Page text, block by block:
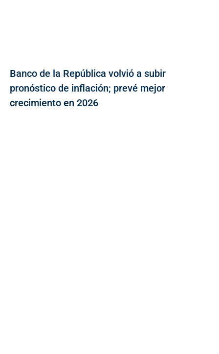
Banco de la República volvió a subir
pronóstico de inflación; prevé mejor
crecimiento en 2026